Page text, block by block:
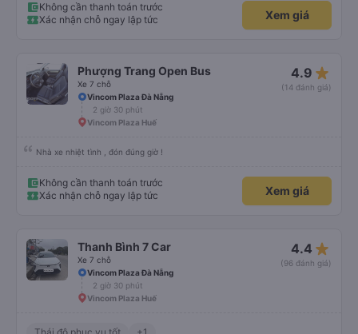
Không cần thanh toán trước
Xác nhận chỗ ngay lập tức
Xem giá
Phượng Trang Open Bus
Xe 7 chỗ
4.9 star_rate
(14 đánh giá)
Vincom Plaza Đà Nẵng
2 giờ 30 phút
Vincom Plaza Huế
Nhà xe nhiệt tình , đón đúng giờ !
Không cần thanh toán trước
Xác nhận chỗ ngay lập tức
Xem giá
Thanh Bình 7 Car
Xe 7 chỗ
4.4 star_rate
(96 đánh giá)
Vincom Plaza Đà Nẵng
2 giờ 30 phút
Vincom Plaza Huế